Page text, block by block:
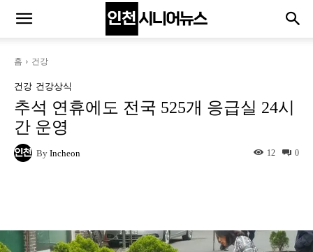
홈 건강
건강 건강상식
추석 연휴에도 전국 525개 응급실 24시
간 운영
By Incheon 0
12